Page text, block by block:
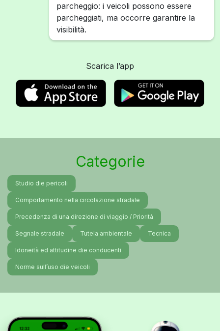
parcheggio: i veicoli possono essere
parcheggiati, ma occorre garantire la
visibilità.
Scarica l’app
Categorie
Studio die pericoli
Comportamento nella circolazione stradale
Precedenza di una direzione di viaggio / Priorità
Segnale stradale Tutela ambientale Tecnica
Idoneità ed attitudine die conducenti
Norme sull’uso die veicoli